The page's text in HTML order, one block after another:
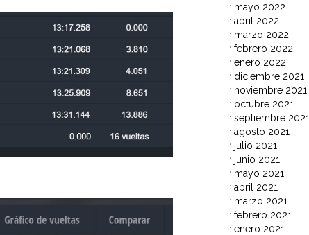
mayo 2022
abril 2022
marzo 2022
febrero 2022
enero 2022
diciembre 2021
noviembre 2021
octubre 2021
septiembre 2021
agosto 2021
julio 2021
junio 2021
mayo 2021
abril 2021
marzo 2021
febrero 2021
enero 2021